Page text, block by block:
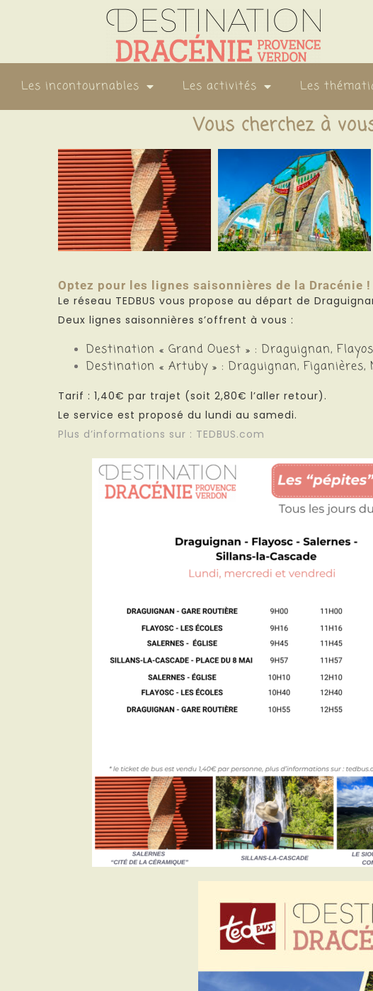
Les incontournables Les activités Les
Vous cherchez à
Optez pour les lignes saisonnières de la Dracénie !
Le réseau TEDBUS vous propose au départ de
Deux lignes saisonnières s’offrent à vous :
Destination « Grand Ouest » : Draguignan,
Destination « Artuby » : Draguignan, Figanières,
Tarif : 1,40€ par trajet (soit 2,80€ l’aller retour).
Le service est proposé du lundi au samedi.
Plus d’informations sur : TEDBUS.com